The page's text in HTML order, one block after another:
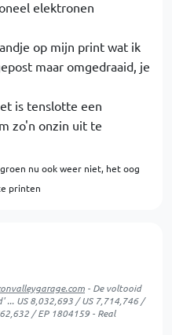
elektronen
op mijn print wat ik
maar omgedraaid, je
is tenslotte een
zo'n onzin uit te
nu ook weer niet, het oog
printen
- De voltooid
... US 8,032,693 / US 7,714,746 /
/ EP 1804159 - Real